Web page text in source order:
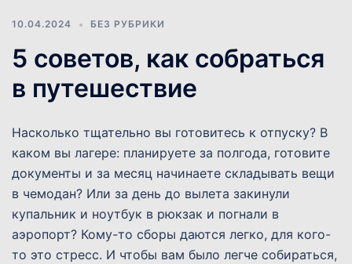
10.04.2024 БЕЗ РУБРИКИ
5 советов, как собраться
в путешествие
Насколько тщательно вы готовитесь к отпуску? В
каком вы лагере: планируете за полгода, готовите
документы и за месяц начинаете складывать вещи
в чемодан? Или за день до вылета закинули
купальник и ноутбук в рюкзак и погнали в
аэропорт? Кому-то сборы даются легко, для кого-
то это стресс. И чтобы вам было легче собираться,